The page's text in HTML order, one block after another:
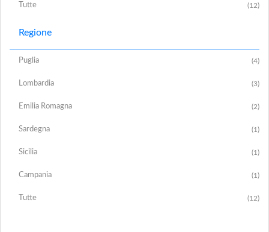
Tutte (12)
Regione
Puglia (4)
Lombardia (3)
Emilia Romagna (2)
Sardegna (1)
Sicilia (1)
Campania (1)
Tutte (12)